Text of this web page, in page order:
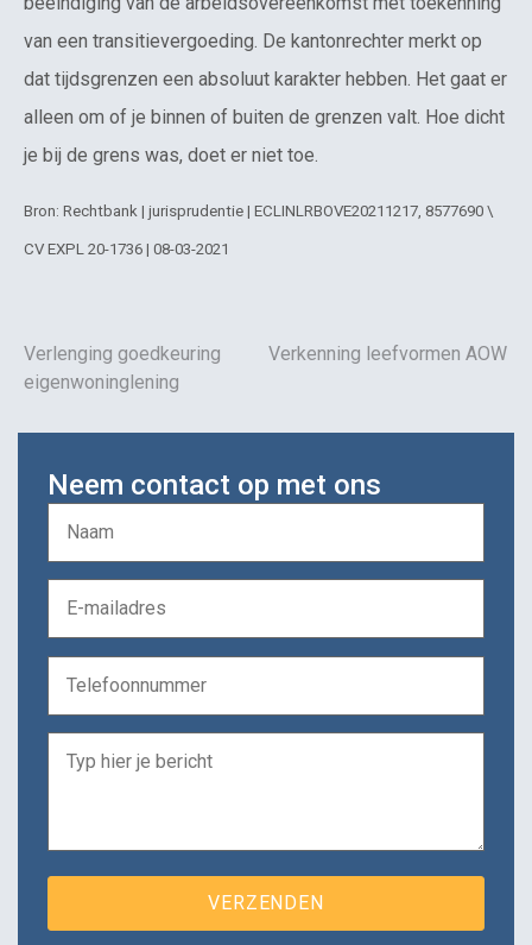
van een transitievergoeding. De kantonrechter merkt op
dat tijdsgrenzen een absoluut karakter hebben. Het gaat er
alleen om of je binnen of buiten de grenzen valt. Hoe dicht
je bij de grens was, doet er niet toe.
Bron: Rechtbank | jurisprudentie | ECLINLRBOVE20211217, 8577690 \
CV EXPL 20-1736 | 08-03-2021
Verlenging goedkeuring
eigenwoninglening
Verkenning leefvormen AOW
Neem contact op met ons